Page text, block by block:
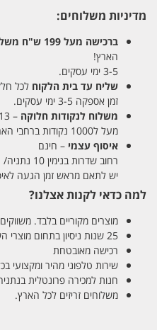
מדיניות משלוחים:
ברכישה מעל 199 ש"ח
הארץ!
3-5 ימי עסקים.
שליח עד בית הלקוח לכל
זמן אספקה 3-5 ימי עסקים.
משלוח לנקודות חלוקה – 13 ש"ח
מעל ל1000 נקודות ברחבי הארץ. זמן אספקה 5-8 ימי עסקים.
איסוף עצמי – חינם
רחוב שדרות בנימין 10 נתניה/ רחוב פנקס 12 נתניה – לבחירתכם
יש לתאם מראש זמן הגעה לאיסוף
למה כדאי לקנות אצלנו?
מוצרים מקוריים בלבד.
25 שנות ניסיון בתחום מוצרי השיער והטיפוח
רכישה מאובטחת
שירות טלפוני מהיר ומקצועי
חנות למכירה פרונטלית בנתניה
משלוחים זריזים לכל הארץ.